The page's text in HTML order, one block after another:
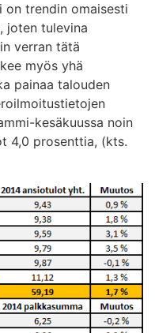
on trendin omaisesti
joten tulevina
verran tätä
myös yhä
painaa talouden
kesäkuussa noin
4,0 prosenttia, (kts.